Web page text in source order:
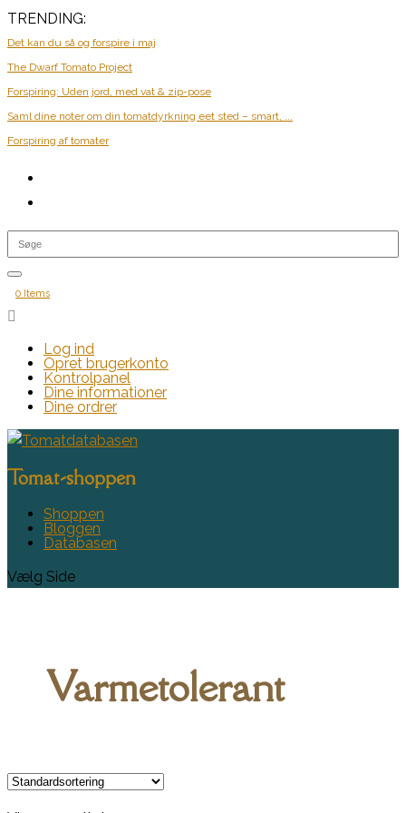
TRENDING:
Det kan du så og forspire i maj
The Dwarf Tomato Project
Forspiring: Uden jord, med vat & zip-pose
Saml dine noter om din tomatdyrkning eet sted – smart, ...
Forspiring af tomater
0 Items

Log ind
Opret brugerkonto
Kontrolpanel
Dine informationer
Dine ordrer
Tomat-shoppen
Shoppen
Bloggen
Databasen
Vælg Side
Varmetolerant